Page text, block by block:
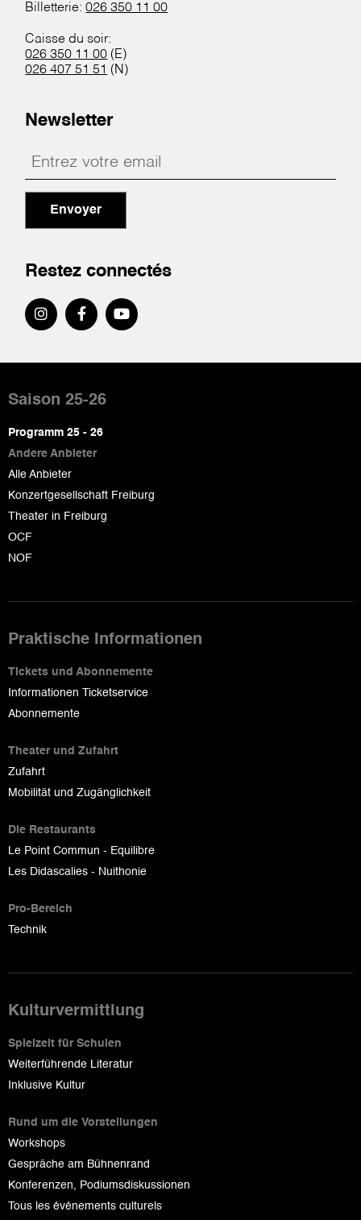
Billetterie:026 350 11 00
Caisse du soir:
026 350 11 00 (E)
026 407 51 51 (N)
Newsletter
Envoyer
Restez connectés
de
page
Saison 25-26
Programm 25 - 26
Andere Anbieter
Alle Anbieter
Konzertgesellschaft Freiburg
Theater in Freiburg
OCF
NOF
Praktische Informationen
Tickets und Abonnemente
Informationen Ticketservice
Abonnemente
Theater und Zufahrt
Zufahrt
Mobilität und Zugänglichkeit
Die Restaurants
Le Point Commun - Equilibre
Les Didascalies - Nuithonie
Pro-Bereich
Technik
Kulturvermittlung
Spielzeit für Schulen
Weiterführende Literatur
Inklusive Kultur
Rund um die Vorstellungen
Workshops
Gespräche am Bühnenrand
Konferenzen, Podiumsdiskussionen
Tous les événements culturels